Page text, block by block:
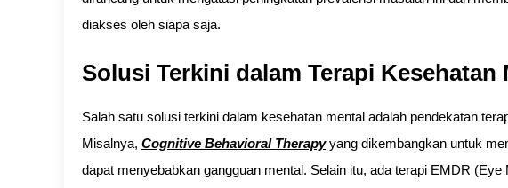
diakses oleh siapa saja.
Solusi Terkini dalam Terapi Kesehatan
Salah satu solusi terkini dalam kesehatan mental adalah pendekatan
Misalnya, Cognitive Behavioral Therapyyang dikembangkan untuk
dapat menyebabkan gangguan mental. Selain itu, ada terapi EMDR